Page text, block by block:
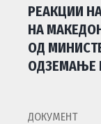
РЕАКЦИИ
НА
ОД
ОДЗЕМАЊЕ
ДОКУМЕНТ